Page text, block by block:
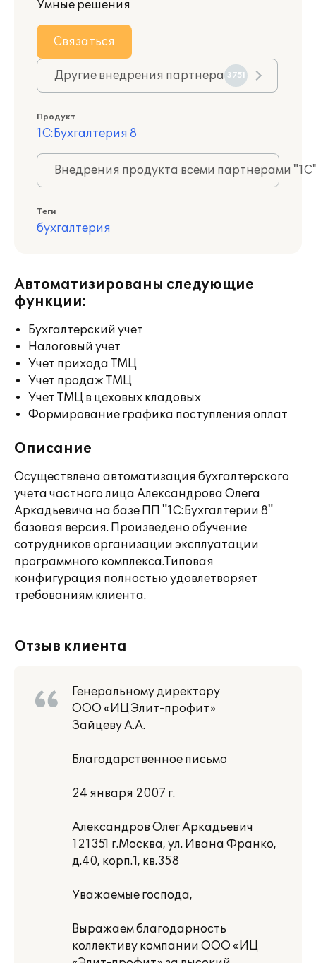
Умные решения
Связаться
Другие внедрения партнера 3751
Продукт
1С:Бухгалтерия 8
Внедрения продукта всеми партнерами
Теги
бухгалтерия
Автоматизированы следующие
функции:
Бухгалтерский учет
Налоговый учет
Учет прихода ТМЦ
Учет продаж ТМЦ
Учет ТМЦ в цеховых кладовых
Формирование графика поступления оплат
Описание
Осуществлена автоматизация бухгалтерского
учета частного лица Александрова Олега
Аркадьевича на базе ПП "1С:Бухгалтерии 8"
базовая версия. Произведено обучение
сотрудников организации эксплуатации
программного комплекса.Типовая
конфигурация полностью удовлетворяет
требованиям клиента.
Отзыв клиента
Генеральному директору
ООО «ИЦ Элит-профит»
Зайцеву А.А.
Благодарственное письмо
24 января 2007 г.
Александров Олег Аркадьевич
121351 г.Москва, ул. Ивана Франко,
д.40, корп.1, кв.358
Уважаемые господа,
Выражаем благодарность
коллективу компании ООО «ИЦ